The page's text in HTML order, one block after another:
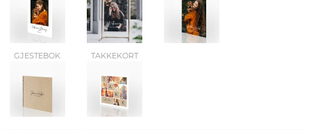
GJESTEBOK TAKKEKORT